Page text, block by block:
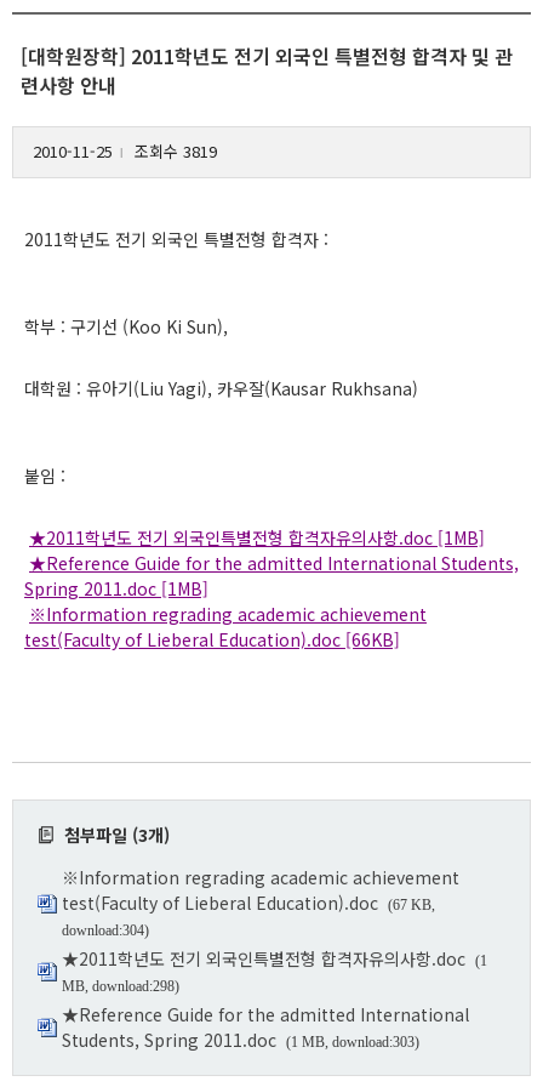
[대학원장학] 2011학년도 전기 외국인 특별전형 합격자 및 관
련사항 안내
2010-11-25 l 조회수 3819
2011학년도 전기 외국인 특별전형 합격자 :
학부 : 구기선 (Koo Ki Sun),
대학원 : 유아기(Liu Yagi), 카우잘(Kausar Rukhsana)
붙임 :
★2011학년도 전기 외국인특별전형 합격자유의사항.doc [1MB]
★Reference Guide for the admitted International Students,
Spring 2011.doc [1MB]
※Information regrading academic achievement
test(Faculty of Lieberal Education).doc [66KB]
첨부파일 (3개)
※Information regrading academic achievement
test(Faculty of Lieberal Education).doc (67 KB,
download:304)
★2011학년도 전기 외국인특별전형 합격자유의사항.doc (1
MB, download:298)
★Reference Guide for the admitted International
Students, Spring 2011.doc (1 MB, download:303)